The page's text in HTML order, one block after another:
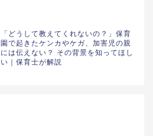
「どうして教えてくれないの？」保育
園で起きたケンカやケガ、加害児の親
には伝えない？ その背景を知ってほし
い｜保育士が解説